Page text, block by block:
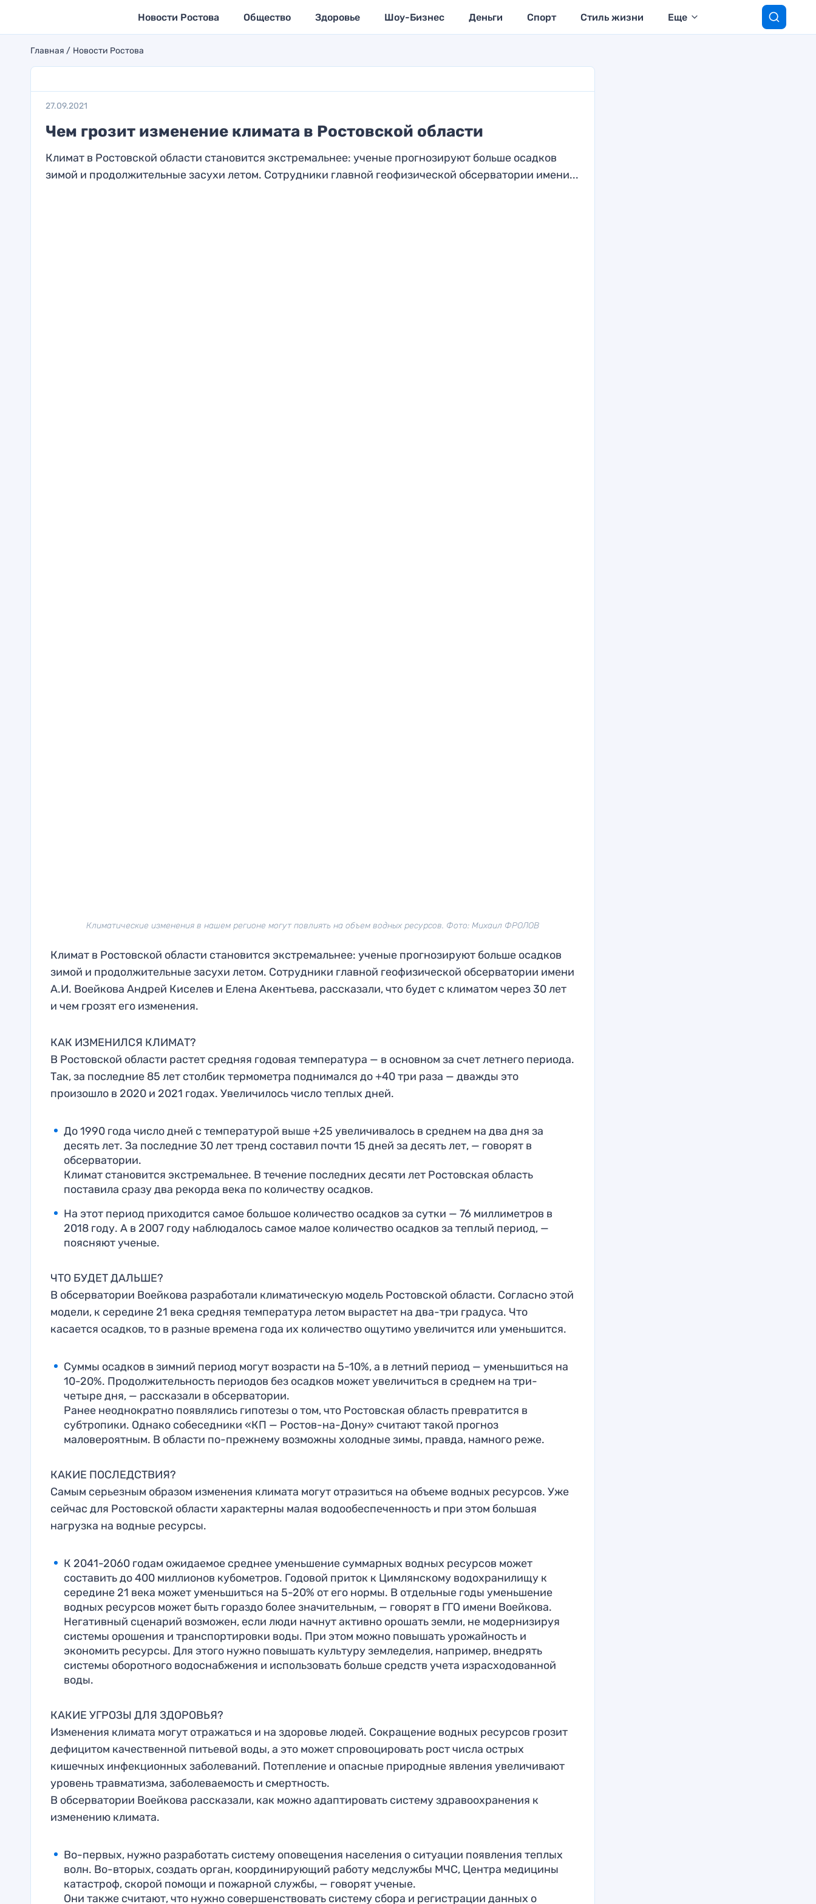
Новости Ростова Общество Здоровье Шоу-Бизнес Деньги Спорт Стиль жизни Еще
Главная Новости Ростова
27.09.2021
Чем грозит изменение климата в Ростовской области
Климат в Ростовской области становится экстремальнее: ученые прогнозируют больше осадков
зимой и продолжительные засухи летом. Сотрудники главной геофизической обсерватории имени...
Климатические изменения в нашем регионе могут повлиять на объем водных ресурсов. Фото: Михаил ФРОЛОВ
Климат в Ростовской области становится экстремальнее: ученые прогнозируют больше осадков
зимой и продолжительные засухи летом. Сотрудники главной геофизической обсерватории имени
А.И. Воейкова Андрей Киселев и Елена Акентьева, рассказали, что будет с климатом через 30 лет
и чем грозят его изменения.
КАК ИЗМЕНИЛСЯ КЛИМАТ?
В Ростовской области растет средняя годовая температура — в основном за счет летнего периода.
Так, за последние 85 лет столбик термометра поднимался до +40 три раза — дважды это
произошло в 2020 и 2021 годах. Увеличилось число теплых дней.
До 1990 года число дней с температурой выше +25 увеличивалось в среднем на два дня за
десять лет. За последние 30 лет тренд составил почти 15 дней за десять лет, — говорят в
обсерватории.
Климат становится экстремальнее. В течение последних десяти лет Ростовская область
поставила сразу два рекорда века по количеству осадков.
На этот период приходится самое большое количество осадков за сутки — 76 миллиметров в
2018 году. А в 2007 году наблюдалось самое малое количество осадков за теплый период, —
поясняют ученые.
ЧТО БУДЕТ ДАЛЬШЕ?
В обсерватории Воейкова разработали климатическую модель Ростовской области. Согласно этой
модели, к середине 21 века средняя температура летом вырастет на два-три градуса. Что
касается осадков, то в разные времена года их количество ощутимо увеличится или уменьшится.
Суммы осадков в зимний период могут возрасти на 5-10%, а в летний период — уменьшиться на
10-20%. Продолжительность периодов без осадков может увеличиться в среднем на три-
четыре дня, — рассказали в обсерватории.
Ранее неоднократно появлялись гипотезы о том, что Ростовская область превратится в
субтропики. Однако собеседники «КП — Ростов-на-Дону» считают такой прогноз
маловероятным. В области по-прежнему возможны холодные зимы, правда, намного реже.
КАКИЕ ПОСЛЕДСТВИЯ?
Самым серьезным образом изменения климата могут отразиться на объеме водных ресурсов. Уже
сейчас для Ростовской области характерны малая водообеспеченность и при этом большая
нагрузка на водные ресурсы.
К 2041-2060 годам ожидаемое среднее уменьшение суммарных водных ресурсов может
составить до 400 миллионов кубометров. Годовой приток к Цимлянскому водохранилищу к
середине 21 века может уменьшиться на 5-20% от его нормы. В отдельные годы уменьшение
водных ресурсов может быть гораздо более значительным, — говорят в ГГО имени Воейкова.
Негативный сценарий возможен, если люди начнут активно орошать земли, не модернизируя
системы орошения и транспортировки воды. При этом можно повышать урожайность и
экономить ресурсы. Для этого нужно повышать культуру земледелия, например, внедрять
системы оборотного водоснабжения и использовать больше средств учета израсходованной
воды.
КАКИЕ УГРОЗЫ ДЛЯ ЗДОРОВЬЯ?
Изменения климата могут отражаться и на здоровье людей. Сокращение водных ресурсов грозит
дефицитом качественной питьевой воды, а это может спровоцировать рост числа острых
кишечных инфекционных заболеваний. Потепление и опасные природные явления увеличивают
уровень травматизма, заболеваемость и смертность.
В обсерватории Воейкова рассказали, как можно адаптировать систему здравоохранения к
изменению климата.
Во-первых, нужно разработать систему оповещения населения о ситуации появления теплых
волн. Во-вторых, создать орган, координирующий работу медслужбы МЧС, Центра медицины
катастроф, скорой помощи и пожарной службы, — говорят ученые.
Они также считают, что нужно совершенствовать систему сбора и регистрации данных о